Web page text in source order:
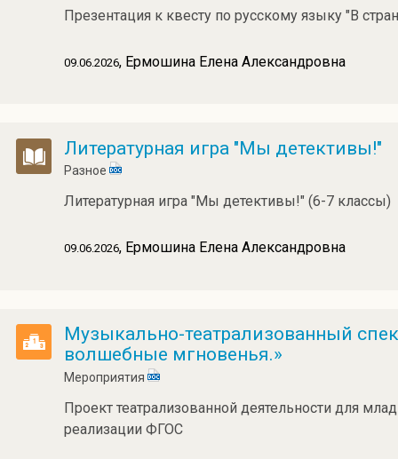
Презентация к квесту по русскому языку "В
09.06.2026, Ермошина Елена Александровна
Литературная игра "Мы детективы!"
Разное
Литературная игра "Мы детективы!" (6-7 классы)
09.06.2026, Ермошина Елена Александровна
Музыкально-театрализованный
волшебные мгновенья.»
Мероприятия
Проект театрализованной деятельности для
реализации ФГОС